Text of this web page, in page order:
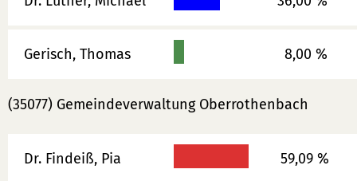
Gerisch, Thomas 8,00 %
(35077) Gemeindeverwaltung Oberrothenbach
Dr. Findeiß, Pia 59,09 %